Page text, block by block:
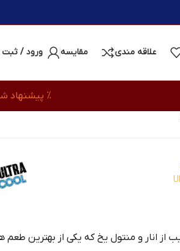
علاقه مندی مقایسه ورود / ثبت
% پیشنهاد
از انار و منتول یخ که یکی از بهترین طعم